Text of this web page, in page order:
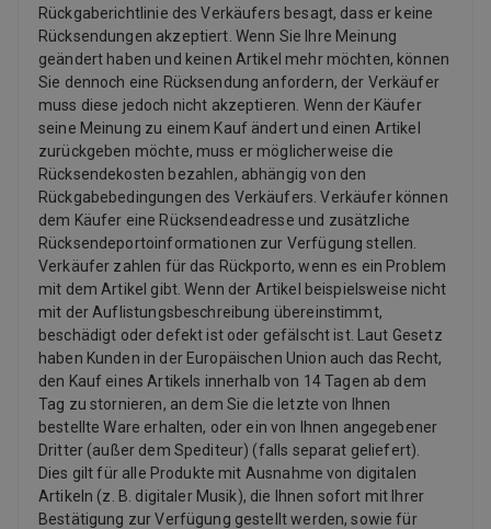
Rückgaberichtlinie des Verkäufers besagt, dass er keine
Rücksendungen akzeptiert. Wenn Sie Ihre Meinung
geändert haben und keinen Artikel mehr möchten, können
Sie dennoch eine Rücksendung anfordern, der Verkäufer
muss diese jedoch nicht akzeptieren. Wenn der Käufer
seine Meinung zu einem Kauf ändert und einen Artikel
zurückgeben möchte, muss er möglicherweise die
Rücksendekosten bezahlen, abhängig von den
Rückgabebedingungen des Verkäufers. Verkäufer können
dem Käufer eine Rücksendeadresse und zusätzliche
Rücksendeportoinformationen zur Verfügung stellen.
Verkäufer zahlen für das Rückporto, wenn es ein Problem
mit dem Artikel gibt. Wenn der Artikel beispielsweise nicht
mit der Auflistungsbeschreibung übereinstimmt,
beschädigt oder defekt ist oder gefälscht ist. Laut Gesetz
haben Kunden in der Europäischen Union auch das Recht,
den Kauf eines Artikels innerhalb von 14 Tagen ab dem
Tag zu stornieren, an dem Sie die letzte von Ihnen
bestellte Ware erhalten, oder ein von Ihnen angegebener
Dritter (außer dem Spediteur) (falls separat geliefert).
Dies gilt für alle Produkte mit Ausnahme von digitalen
Artikeln (z. B. digitaler Musik), die Ihnen sofort mit Ihrer
Bestätigung zur Verfügung gestellt werden, sowie für